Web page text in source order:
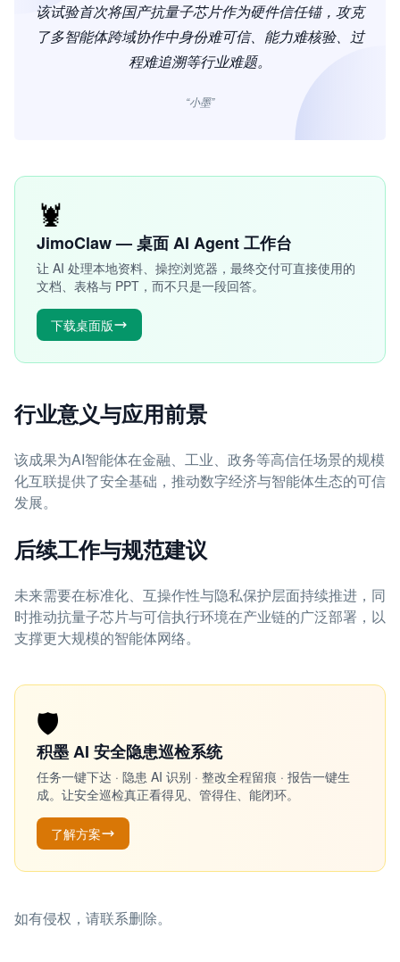
该试验首次将国产抗量子芯片作为硬件信任锚，攻克
了多智能体跨域协作中身份难可信、能力难核验、过
程难追溯等行业难题。
“小墨”
🦞
JimoClaw — 桌面 AI Agent 工作台
让 AI 处理本地资料、操控浏览器，最终交付可直接使用的
文档、表格与 PPT，而不只是一段回答。
下载桌面版
行业意义与应用前景
该成果为AI智能体在金融、工业、政务等高信任场景的规模
化互联提供了安全基础，推动数字经济与智能体生态的可信
发展。
后续工作与规范建议
未来需要在标准化、互操作性与隐私保护层面持续推进，同
时推动抗量子芯片与可信执行环境在产业链的广泛部署，以
支撑更大规模的智能体网络。
🛡️
积墨 AI 安全隐患巡检系统
任务一键下达 · 隐患 AI 识别 · 整改全程留痕 · 报告一键生
成。让安全巡检真正看得见、管得住、能闭环。
了解方案
如有侵权，请联系删除。